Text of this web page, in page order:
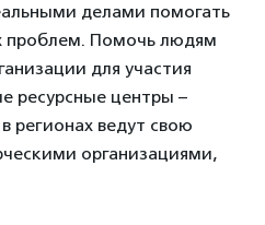
делами помогать
проблем. Помочь людям
для участия
ресурсные центры –
регионах ведут свою
организациями,